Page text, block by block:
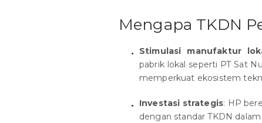
Mengapa TKDN
Stimulasi manufaktur
pabrik lokal seperti PT Sat
memperkuat ekosistem
Investasi strategis: HP
dengan standar TKDN